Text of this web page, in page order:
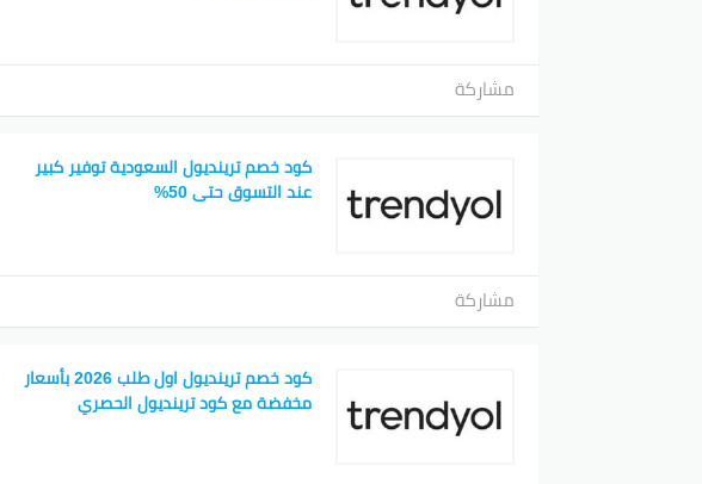
مشاركة
كود خصم ترينديول السعودية توفير كبير
عند التسوق حتى 50%
مشاركة
كود خصم ترينديول اول طلب 2026 بأسعار
مخفضة مع كود ترينديول الحصري